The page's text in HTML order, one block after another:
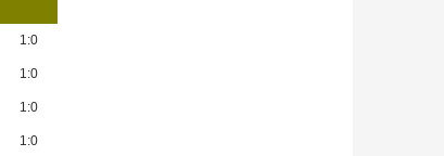
1:0
1:0
1:0
1:0